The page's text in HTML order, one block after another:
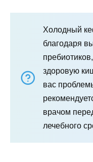
Холодный
благодаря
здоровую
вас
врачом
лечебного